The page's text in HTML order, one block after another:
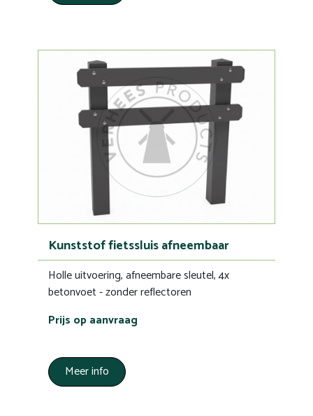
Kunststof fietssluis afneembaar
Holle uitvoering, afneembare sleutel, 4x
betonvoet - zonder reflectoren
Prijs op aanvraag
Meer info